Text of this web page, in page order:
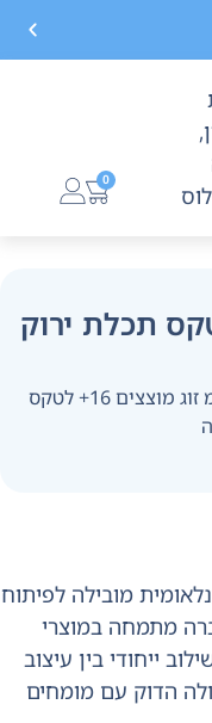
16+ לטקס תכלת ירוק
מאמ זוג מוצצים 16+ לטקס
מובילה לפיתוח
מתמחה במוצרי
ייחודי בין עיצוב
הדוק עם מומחים